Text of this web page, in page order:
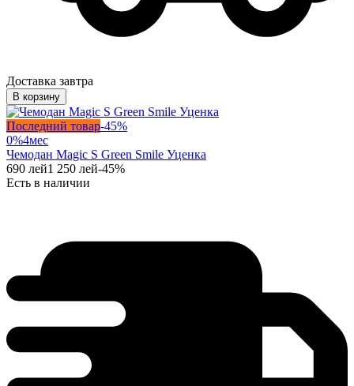
Доставка завтра
В корзину
Последний товар-45%
0%4мес
Чемодан Magic S Green Smile Уценка
690 лей1 250 лей-45%
Есть в наличии